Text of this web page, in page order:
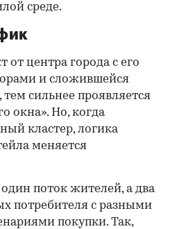
среде.
от центра города с его
и сложившейся
сильнее проявляется
окна». Но, когда
кластер, логика
меняется
поток жителей, а два
потребителя с разными
покупки. Так,